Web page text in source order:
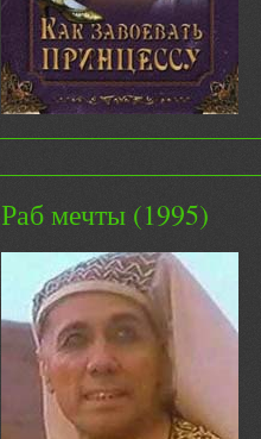
Раб мечты (1995)